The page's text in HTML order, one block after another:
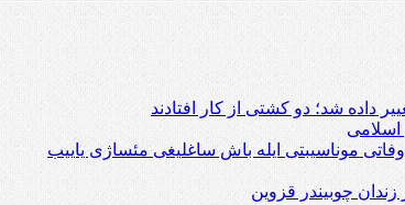
وفاتی موناسیبتی ایله باش ساغلیغی مئساژی یاییب
چوبیندر قزوین